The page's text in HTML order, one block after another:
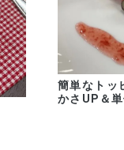
簡単なトッ
かさUP＆単